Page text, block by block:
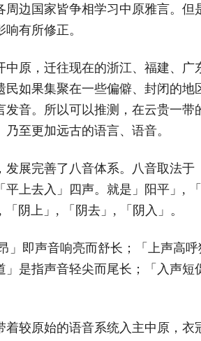
边国家皆争相学习中原雅言。但
有所修正。
原，迁往现在的浙江、福建、广
如果集聚在一些偏僻、封闭的地
音。所以可以推测，在云贵一带
至更加远古的语言、语音。
展完善了八音体系。八音取法于
上去入」四声。就是」阳平」,
阴上」, 「阴去」, 「阴入」。
」即声音响亮而舒长；「上声高呼
是指声音轻尖而尾长；「入声短
较原始的语音系统入主中原，衣